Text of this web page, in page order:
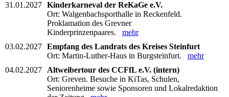
31.01.2027 Kinderkarneval der ReKaGe e.V.
Ort: Walgenbachsporthalle in Reckenfeld.
Proklamation des Grevner
Kinderprinzenpaares. mehr
03.02.2027 Empfang des Landrats des Kreises Steinfurt
Ort: Martin-Luther-Haus in Burgsteinfurt. mehr
04.02.2027
Altweibertour des CCFfL e.V. (intern)
Ort: Greven. Besuche in KiTas, Schulen,
Seniorenheime sowie Sponsoren und Lokalredaktion